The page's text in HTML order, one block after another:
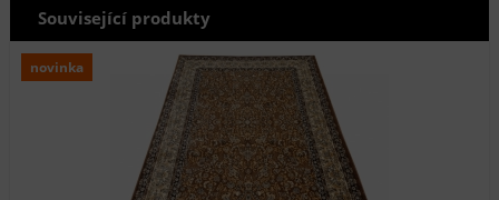
Související produkty
novinka